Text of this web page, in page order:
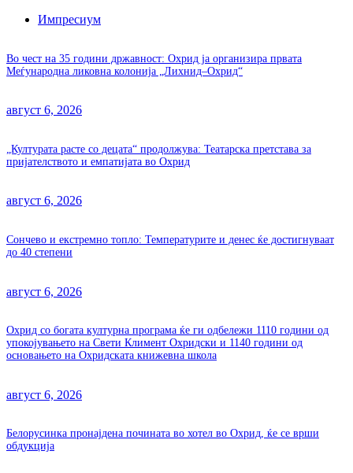
Импресиум
Во чест на 35 години државност: Охрид ја организира првата
Меѓународна ликовна колонија „Лихнид–Охрид“
август 6, 2026
„Културата расте со децата“ продолжува: Театарска претстава за
пријателството и емпатијата во Охрид
август 6, 2026
Сончево и екстремно топло: Температурите и денес ќе достигнуваат
до 40 степени
август 6, 2026
Охрид со богата културна програма ќе ги одбележи 1110 години од
упокојувањето на Свети Климент Охридски и 1140 години од
основањето на Охридската книжевна школа
август 6, 2026
Белорусинка пронајдена почината во хотел во Охрид, ќе се врши
обдукција